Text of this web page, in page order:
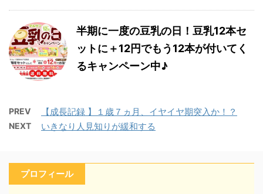
半期に一度の豆乳の日！豆乳12本セ
ットに＋12円でもう12本が付いてく
るキャンペーン中♪
PREV 【成長記録 】１歳７ヵ月、イヤイヤ期突入か！？
NEXT いきなり人見知りが緩和する
プロフィール